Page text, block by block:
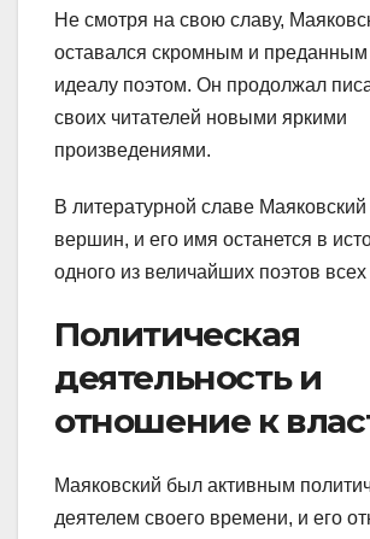
Не смотря на свою славу,
оставался скромным и
идеалу поэтом. Он продолжал
своих читателей новыми яркими
произведениями.
В литературной славе Маяковский
вершин, и его имя останется в
одного из величайших поэтов
Политическая
деятельность и
отношение к
Маяковский был активным
деятелем своего времени, и его